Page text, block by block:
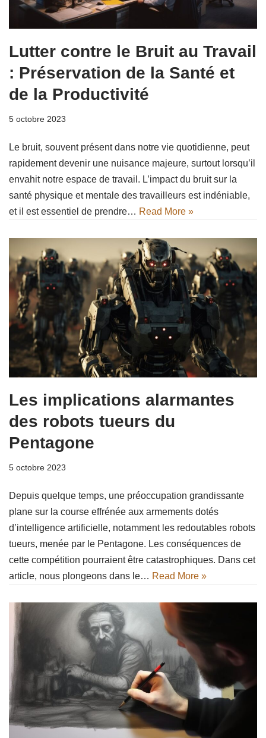
Lutter contre le Bruit au Travail
: Préservation de la Santé et
de la Productivité
5 octobre 2023
Le bruit, souvent présent dans notre vie quotidienne, peut
rapidement devenir une nuisance majeure, surtout lorsqu’il
envahit notre espace de travail. L’impact du bruit sur la
santé physique et mentale des travailleurs est indéniable,
et il est essentiel de prendre… Read More »
Les implications alarmantes
des robots tueurs du
Pentagone
5 octobre 2023
Depuis quelque temps, une préoccupation grandissante
plane sur la course effrénée aux armements dotés
d’intelligence artificielle, notamment les redoutables robots
tueurs, menée par le Pentagone. Les conséquences de
cette compétition pourraient être catastrophiques. Dans cet
article, nous plongeons dans le… Read More »